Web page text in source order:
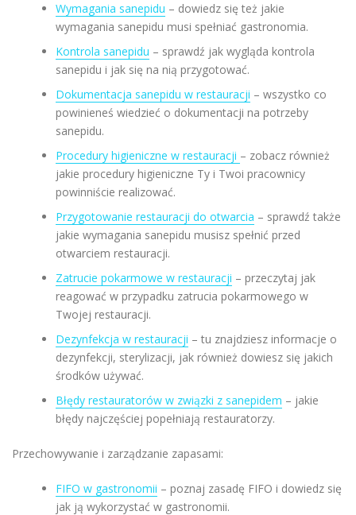
Wymagania sanepidu – dowiedz się też jakie
wymagania sanepidu musi spełniać gastronomia.
Kontrola sanepidu – sprawdź jak wygląda kontrola
sanepidu i jak się na nią przygotować.
Dokumentacja sanepidu w restauracji – wszystko co
powinieneś wiedzieć o dokumentacji na potrzeby
sanepidu.
Procedury higieniczne w restauracji – zobacz również
jakie procedury higieniczne Ty i Twoi pracownicy
powinniście realizować.
Przygotowanie restauracji do otwarcia – sprawdź także
jakie wymagania sanepidu musisz spełnić przed
otwarciem restauracji.
Zatrucie pokarmowe w restauracji – przeczytaj jak
reagować w przypadku zatrucia pokarmowego w
Twojej restauracji.
Dezynfekcja w restauracji – tu znajdziesz informacje o
dezynfekcji, sterylizacji, jak również dowiesz się jakich
środków używać.
Błędy restauratorów w związki z sanepidem – jakie
błędy najczęściej popełniają restauratorzy.
Przechowywanie i zarządzanie zapasami:
FIFO w gastronomii – poznaj zasadę FIFO i dowiedz się
jak ją wykorzystać w gastronomii.